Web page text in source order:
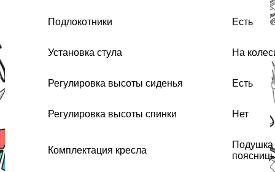
Подлокотники Есть
Установка стула На
Регулировка высоты сиденья Есть
Регулировка высоты спинки Нет
Комплектация кресла
Подушка